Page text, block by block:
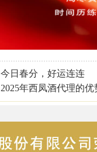
今日春分，好运连连
2025年西凤酒代理的